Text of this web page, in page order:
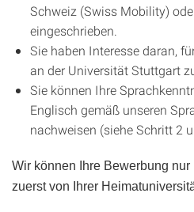
Schweiz (Swiss Mobility)
eingeschrieben.
Sie haben Interesse daran,
an der Universität Stuttgart
Sie können Ihre
Englisch gemäß unseren
nachweisen (siehe Schritt 2
Wir können Ihre Bewerbung
zuerst von Ihrer